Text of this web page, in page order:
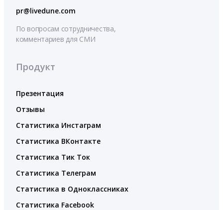
pr@livedune.com
По вопросам сотрудничества,
комментариев для СМИ
Продукт
Презентация
Отзывы
Статистика Инстаграм
Статистика ВКонтакте
Статистика Тик Ток
Статистика Телеграм
Статистика в Одноклассниках
Статистика Facebook